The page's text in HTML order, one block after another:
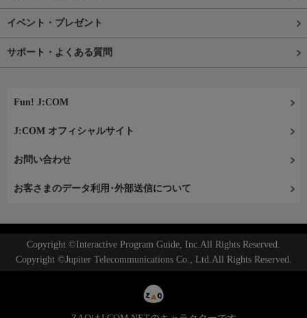
イベント・プレゼント
サポート・よくある質問
Fun! J:COM
J:COM オフィシャルサイト
お問い合わせ
お客さまのデータ利用･外部送信について
Copyright ©Interactive Program Guide, Inc.All Rights Reserved.
Copyright ©Jupiter Telecommunications Co., Ltd.All Rights Reserved.